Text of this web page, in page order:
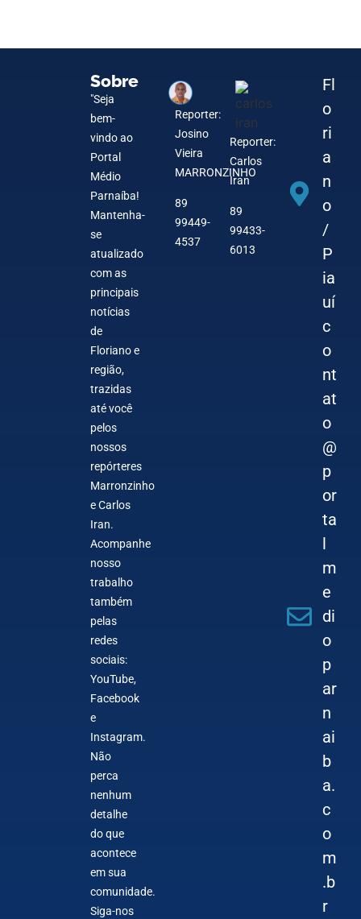
Sobre
"Seja
bem-
vindo ao
Portal
Médio
Parnaíba!
Mantenha-
se
atualizado
com as
principais
notícias
de
Floriano e
região,
trazidas
até você
pelos
nossos
repórteres
Marronzinho
e Carlos
Iran.
Acompanhe
nosso
trabalho
também
pelas
redes
sociais:
YouTube,
Facebook
e
Instagram.
Não
perca
nenhum
detalhe
do que
acontece
em sua
comunidade.
Siga-nos
Reporter:
Josino
Vieira
MARRONZINHO
89
99449-
4537
Reporter:
Carlos
Iran
89
99433-
6013
Fl
o
ri
a
n
o
/
P
ia
uí
c
o
nt
at
o
@
p
or
ta
l
m
e
di
o
p
ar
n
ai
b
a.
c
o
m
.b
r